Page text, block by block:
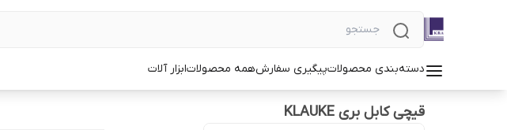
دسته‌بندی محصولاتپیگیری سفارشهمه محصولاتابزار آلات
قیچی کابل بری KLAUKE